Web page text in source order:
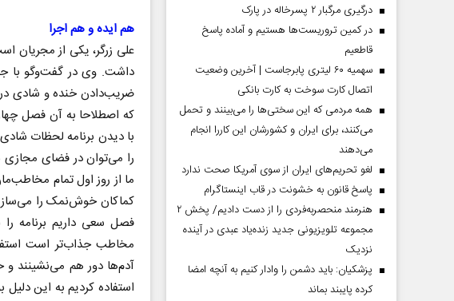
هم ایده و هم اجرا
علی زرگر، یکی از مجریان
داشت. وی در گفت‌وگو با
ضریب‌دادن خنده و شادی
که اصطلاحا به آن فصل
با دیدن برنامه لحظات
را می‌توان در فضای
کماکان خوش‌نمک را
فصل سعی داریم برنامه
مخاطب جذاب‌تر است
آدم‌ها دور هم می‌نشینند
استفاده کردیم به این
درگیری مرگبار ۲ پسرخاله در پارک
در کمین تروریست‌ها هستیم و آماده پاسخ
قاطعیم
سهمیه ۶۰ لیتری پابرجاست | آخرین وضعیت
اتصال کارت سوخت به کارت بانکی
همه مردمی که این سختی‌ها را می‌بینند و تحمل
می‌کنند، برای ایران و کشورشان این کاررا انجام
می‌دهند
لغو تحریم‌های ایران از سوی آمریکا صحت ندارد
پاسخ قانون به خشونت در قاب اینستاگرام
هنرمند منحصر‌به‌فردی را از دست دادیم/ پخش ۲
مجموعه تلویزیونی جدید زنده‌یاد عبدی در آینده
نزدیک
پزشکیان: باید دشمن را وادار کنیم به آنچه امضا
کرده پایبند بماند